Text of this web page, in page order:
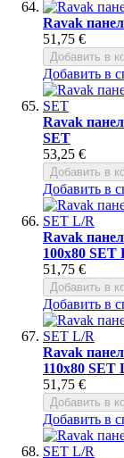
Ravak
51,75 €
Добавить в
Добавить в
Ravak
SET
53,25 €
Добавить в
Добавить в
Ravak
100x80 SET
51,75 €
Добавить в
Добавить в
Ravak
110x80 SET
51,75 €
Добавить в
Добавить в